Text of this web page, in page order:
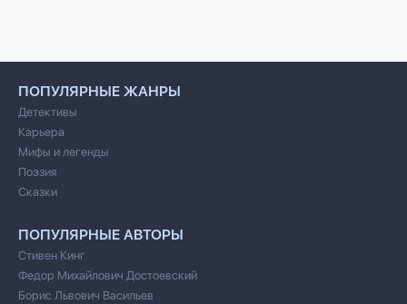
ПОПУЛЯРНЫЕ ЖАНРЫ
Детективы
Карьера
Мифы и легенды
Поэзия
Сказки
ПОПУЛЯРНЫЕ АВТОРЫ
Стивен Кинг
Федор Михайлович Достоевский
Борис Львович Васильев